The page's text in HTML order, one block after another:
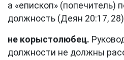
а «епископ» (попечитель)
должность (Деян 20:17, 28
не корыстолюбец.
должности не должны